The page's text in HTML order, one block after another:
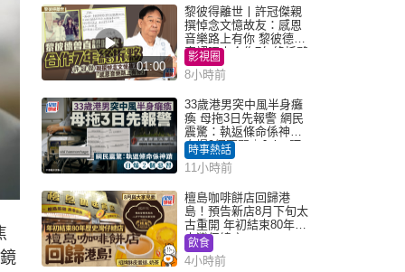
01:00
黎彼得離世丨許冠傑親
撰悼念文憶故友：感恩
音樂路上有你 黎彼德曾
直認唔夾合作7年終拆夥
影視圈
8小時前
33歲港男突中風半身癱
瘓 母拖3日先報警 網民
震驚：執返條命係神蹟
自爆2個惡習｜Juicy叮
時事熱話
11小時前
檀島咖啡餅店回歸港
島！預告新店8月下旬太
古重開 年初結束80年歷
史灣仔總店
飲食
4小時前